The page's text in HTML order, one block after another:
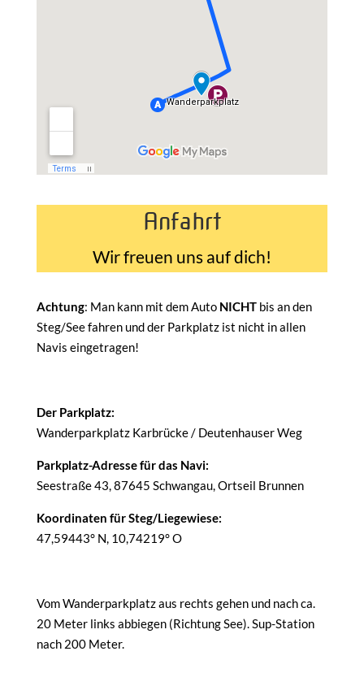
Anfahrt
Wir freuen uns auf dich!
Achtung: Man kann mit dem Auto NICHT bis an den
Steg/See fahren und der Parkplatz ist nicht in allen
Navis eingetragen!
Der Parkplatz:
Wanderparkplatz Karbrücke / Deutenhauser Weg
Parkplatz-Adresse für das Navi:
Seestraße 43, 87645 Schwangau, Ortseil Brunnen
Koordinaten für Steg/Liegewiese:
47,59443° N, 10,74219° O
Vom Wanderparkplatz aus rechts gehen und nach ca.
20 Meter links abbiegen (Richtung See). Sup-Station
nach 200 Meter.